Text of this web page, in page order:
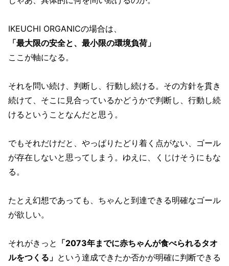
IKEUCHI ORGANICの場合は、
「最大限の安全と、最小限の環境負荷」
ここが軸になる。
それを問い続け、判断し、行動し続ける。その方針を貫き
続けて、そこに見合っているかどうかで判断し、行動し続
けるということなんだと思う。
でもそれだけだと、やっぱりたどり着く点がない、ゴール
が存在しないと思ってしまう。ゆえに、くじけそうにもな
る。
たとえ幻想であっても、ちゃんと到達できる明確なゴール
が欲しい。
それがきっと 「2073年までに赤ちゃんが食べられるタオ
ルをつくる」 という達成できたか否かが明確に判断できる